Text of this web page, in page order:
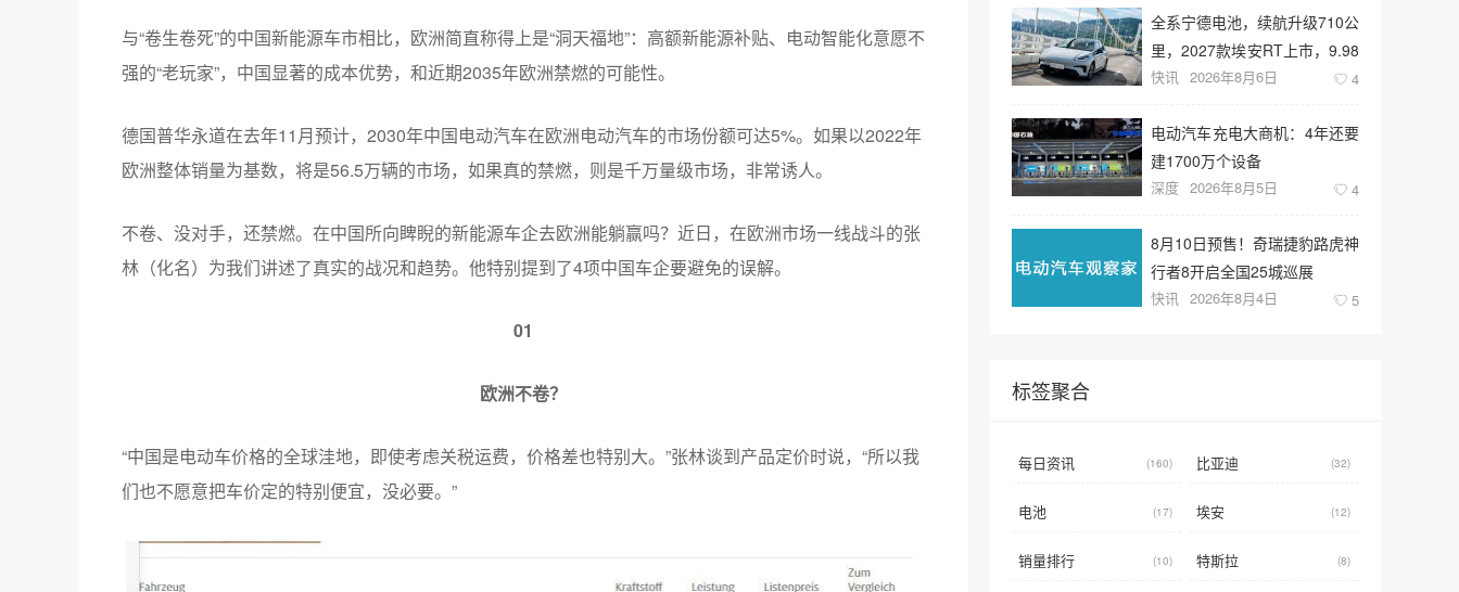
与“卷生卷死”的中国新能源车市相比，欧洲简直称得上是“洞天福地”：高额新能源补贴、电动智能化意愿不
强的“老玩家”，中国显著的成本优势，和近期2035年欧洲禁燃的可能性。
德国普华永道在去年11月预计，2030年中国电动汽车在欧洲电动汽车的市场份额可达5%。如果以2022年
欧洲整体销量为基数，将是56.5万辆的市场，如果真的禁燃，则是千万量级市场，非常诱人。
不卷、没对手，还禁燃。在中国所向睥睨的新能源车企去欧洲能躺赢吗？近日，在欧洲市场一线战斗的张
林（化名）为我们讲述了真实的战况和趋势。他特别提到了4项中国车企要避免的误解。
01
欧洲不卷？
“中国是电动车价格的全球洼地，即使考虑关税运费，价格差也特别大。”张林谈到产品定价时说，“所以我
们也不愿意把车价定的特别便宜，没必要。”
全系宁德电池，续航升级710公
里，2027款埃安RT上市，9.98
万元起售
快讯 2026年8月6日 4
电动汽车充电大商机：4年还要
建1700万个设备
深度 2026年8月5日 4
8月10日预售！奇瑞捷豹路虎神
行者8开启全国25城巡展
快讯 2026年8月4日 5
标签聚合
每日资讯 (160) 比亚迪 (32)
电池 (17) 埃安 (12)
销量排行 (10) 特斯拉 (8)